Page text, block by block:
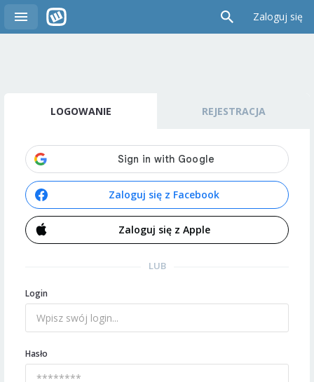
Zaloguj się
LOGOWANIE REJESTRACJA
Zaloguj się z Facebook
Zaloguj się z Apple
LUB
Login
Hasło